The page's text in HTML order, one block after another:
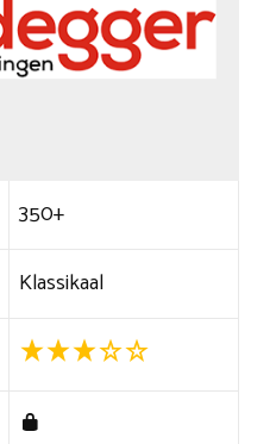
350+
Klassikaal